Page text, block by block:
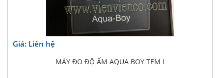
Giá: Liên hệ
MÁY ĐO ĐỘ ẨM AQUA BOY TEM I